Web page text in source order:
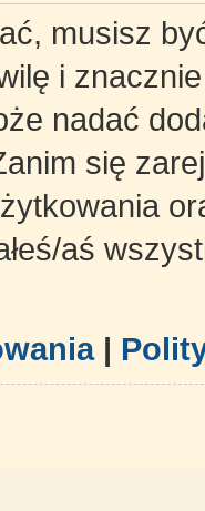
musisz
i
nadać
się
aś
|